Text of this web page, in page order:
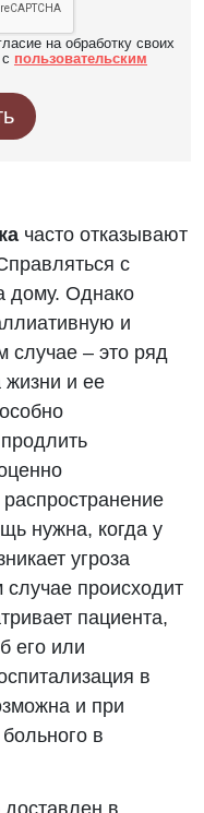
на обработку своих
пользовательским
часто отказывают
с
дому. Однако
и
случае – это ряд
и ее
нужна, когда у
угроза
случае происходит
пациента,
его или
в
и при
в